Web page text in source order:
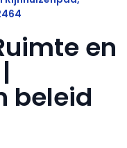
en
beleid